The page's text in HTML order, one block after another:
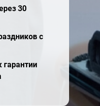
30
с
гарантии